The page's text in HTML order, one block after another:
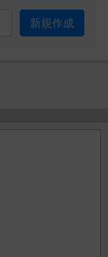
新規作成